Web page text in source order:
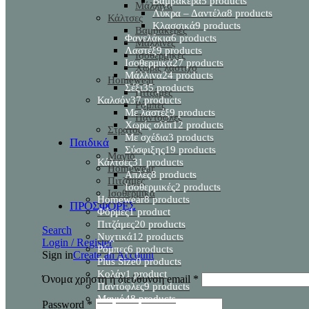
Μάλλινα
Κάλτσες
Βαμβακερές
Μάλλινες
Ισοθερμικές
Χωρίς λάστιχο
Homewear
Πιτζάμες
Ρόμπες
Παντόφλες
Στρατός
Παιδικά
Μαγιό
Homewear
Πιτζάμες
Ισοθερμικα
ΠΡΟΣΦΟΡΕΣ
Search
Login / Register
Sign inCreate an Account
Όνομα χρήστη ή διεύθυνση email *
Password*
Λύκρα – Δαντέλα8 products
Κλασσικά9 products
Φανελάκια6 products
Λαστέξ9 products
Ισοθερμικά27 products
Μάλλινα24 products
Σέξι35 products
Καλσόν37 products
Με λαστέξ9 products
Χωρίς σλίπ12 products
Με σχέδια3 products
Σύσφιξης19 products
Κάλτσες31 products
Απλές8 products
Ισοθερμικές2 products
Homewear8 products
Φόρμες1 product
Πιτζάμες20 products
Νυχτικά12 products
Ρόμπες6 products
Plus Size0 products
Κολάν1 product
Παντόφλες9 products
Μαγιό48 products